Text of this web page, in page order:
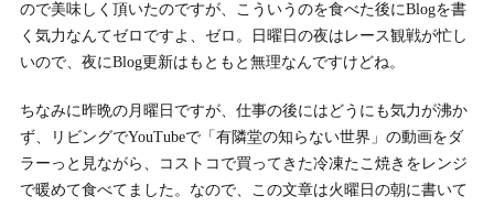
ので美味しく頂いたのですが、こういうのを食べた後にBlogを書
く気力なんてゼロですよ、ゼロ。日曜日の夜はレース観戦が忙し
いので、夜にBlog更新はもともと無理なんですけどね。
ちなみに昨晩の月曜日ですが、仕事の後にはどうにも気力が沸か
ず、リビングでYouTubeで「有隣堂の知らない世界」の動画をダ
ラーっと見ながら、コストコで買ってきた冷凍たこ焼きをレンジ
で暖めて食べてました。なので、この文章は火曜日の朝に書いて